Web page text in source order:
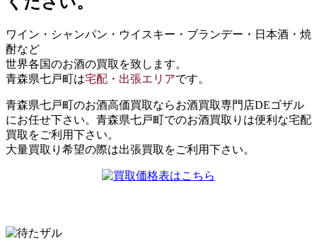
ワイン・シャンパン・ウイスキー・ブランデー・日本酒・焼
酎など
世界各国のお酒の買取を致します。
青森県七戸町は宅配・出張エリアです。
青森県七戸町のお酒高価買取ならお酒買取専門店DEゴザル
にお任せ下さい。青森県七戸町でのお酒買取りは便利な宅配
買取をご利用下さい。
大量買取り希望の際は出張買取をご利用下さい。